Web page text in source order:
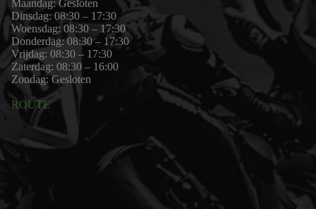
Maandag: Gesloten
Dinsdag: 08:30 – 17:30
Woensdag: 08:30 – 17:30
Donderdag: 08:30 – 17:30
Vrijdag: 08:30 – 17:30
Zaterdag: 08:30 – 16:00
Zondag: Gesloten
ROUTE